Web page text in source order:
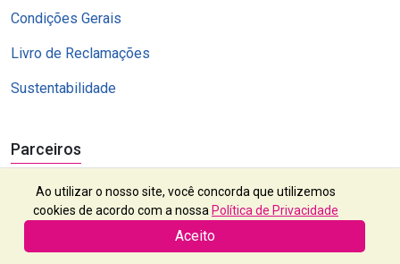
Condições Gerais
Livro de Reclamações
Sustentabilidade
Parceiros
Ao utilizar o nosso site, você concorda que utilizemos
cookies de acordo com a nossa Política de Privacidade
Aceito